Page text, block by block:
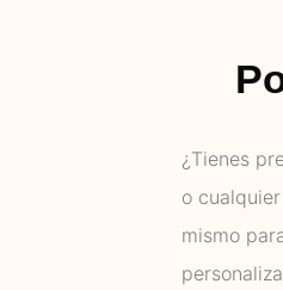
¿Tienes
o
mismo